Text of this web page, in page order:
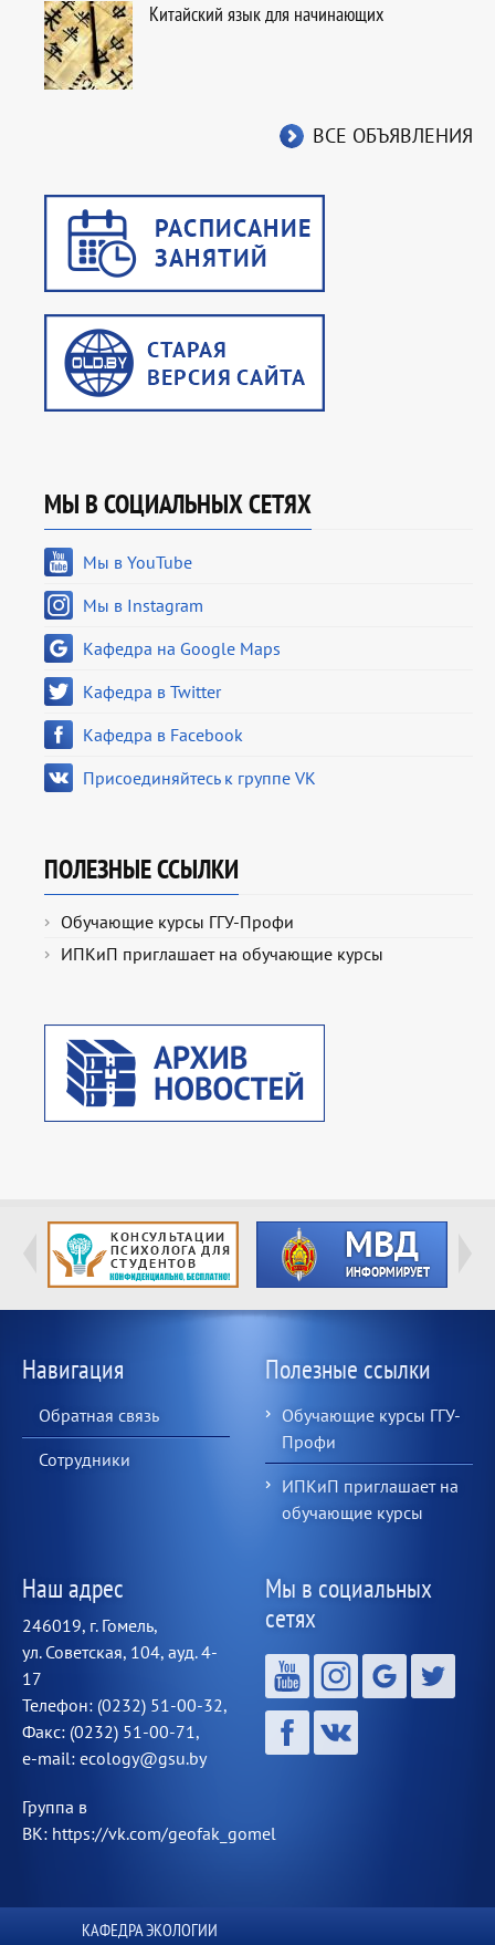
Китайский язык для начинающих
ВСЕ ОБЪЯВЛЕНИЯ
МЫ В СОЦИАЛЬНЫХ СЕТЯХ
Мы в YouTube
Мы в Instagram
Кафедра на Google Maps
Кафедра в Twitter
Кафедра в Facebook
Присоединяйтесь к группе VK
ПОЛЕЗНЫЕ ССЫЛКИ
Обучающие курсы ГГУ-Профи
ИПКиП приглашает на обучающие курсы
Навигация
Обратная связь
Сотрудники
Полезные ссылки
Обучающие курсы ГГУ-
Профи
ИПКиП приглашает на
обучающие курсы
Наш адрес
246019, г. Гомель,
ул. Советская, 104, ауд. 4-
17
Телефон: (0232) 51-00-32,
Факс: (0232) 51-00-71,
e-mail: ecology@gsu.by
Группа в
ВК: https://vk.com/geofak_gomel
Мы в социальных
сетях
КАФЕДРА ЭКОЛОГИИ